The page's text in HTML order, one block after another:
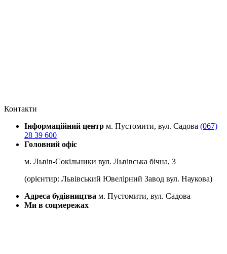
Контакти
Інформаційний центр м. Пустомити, вул. Садова (067)
28 39 600
Головний офіс
м. Львів-Сокільники вул. Львівська бічна, 3
(орієнтир: Львівський Ювелірний Завод вул. Наукова)
Адреса будівництва м. Пустомити, вул. Садова
Ми в соцмережах